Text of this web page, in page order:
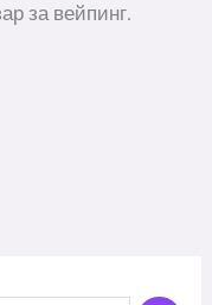
за вейпинг.